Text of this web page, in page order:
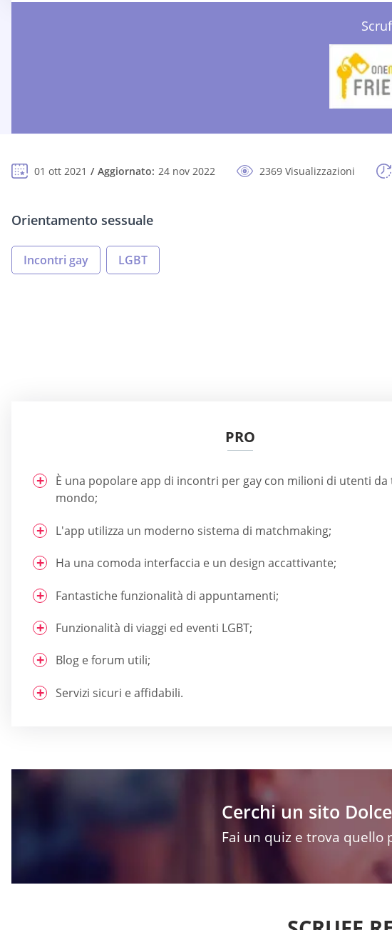
01 ott 2021 Aggiornato: 24 nov 2022 2369 Visualizzazioni
Orientamento sessuale
Incontri gay LGBT
PRO
È una popolare app di incontri per gay con milioni di utenti
mondo;
L'app utilizza un moderno sistema di matchmaking;
Ha una comoda interfaccia e un design accattivante;
Fantastiche funzionalità di appuntamenti;
Funzionalità di viaggi ed eventi LGBT;
Blog e forum utili;
Servizi sicuri e affidabili.
Cerchi un sito
Fai un quiz e trova quello